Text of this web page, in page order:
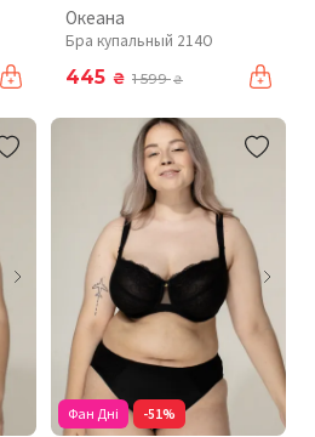
Океана
Бра купальный 214O
445 ₴ 1 599₴
Фан Дні -51%